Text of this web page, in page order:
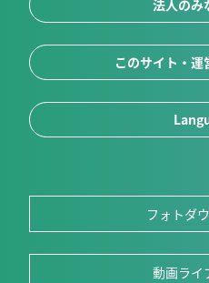
法人のみ
このサイト・運
フォトダ
動画ライ